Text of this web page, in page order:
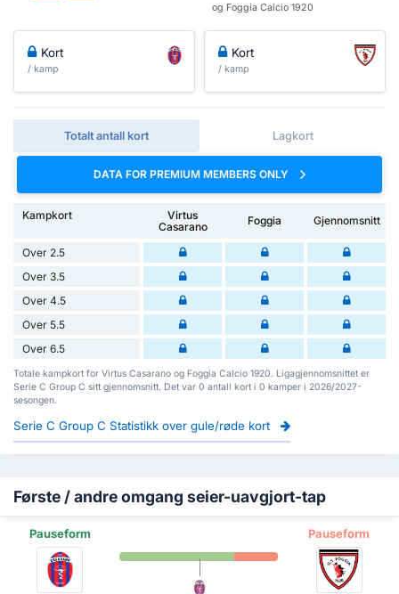
og Foggia Calcio 1920
Kort
/ kamp
Kort
/ kamp
Totalt antall kort Lagkort
DATA FOR PREMIUM MEMBERS ONLY
Kampkort
Virtus
Casarano
Foggia Gjennomsnitt
Over 2.5
Over 3.5
Over 4.5
Over 5.5
Over 6.5
Totale kampkort for Virtus Casarano og Foggia Calcio 1920. Ligagjennomsnittet er
Serie C Group C sitt gjennomsnitt. Det var 0 antall kort i 0 kamper i 2026/2027-
sesongen.
Serie C Group C Statistikk over gule/røde kort
Første / andre omgang seier-uavgjort-tap
Pauseform Pauseform